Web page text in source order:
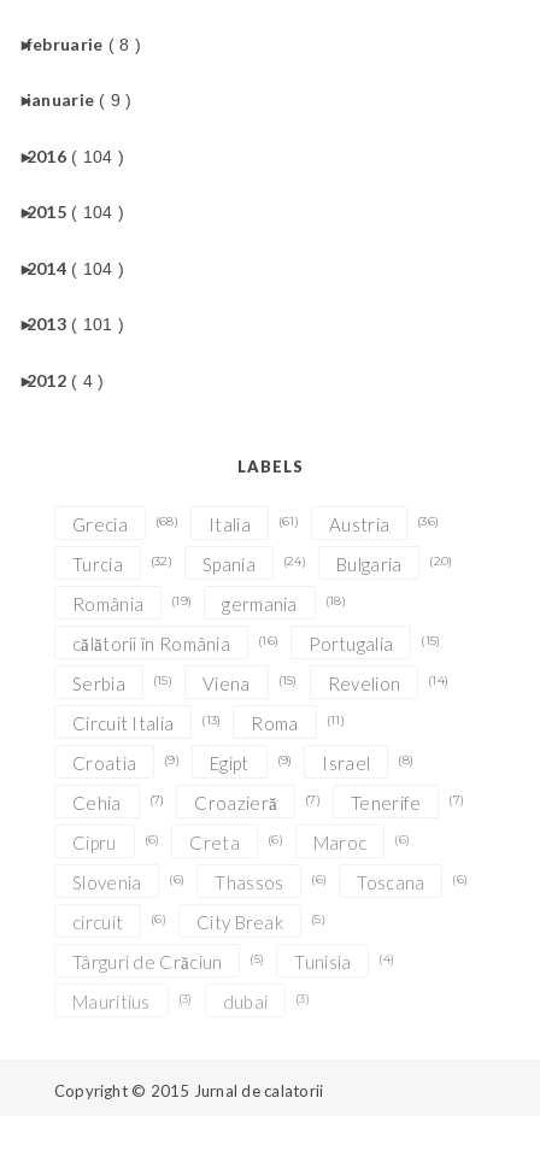
►
februarie ( 8 )
►
ianuarie ( 9 )
►
2016 ( 104 )
►
2015 ( 104 )
►
2014 ( 104 )
►
2013 ( 101 )
►
2012 ( 4 )
LABELS
Grecia (68) Italia (61) Austria (36)
Turcia (32) Spania (24) Bulgaria (20)
România (19) germania (18)
călătorii în România (16) Portugalia (15)
Serbia (15) Viena (15) Revelion (14)
Circuit Italia (13) Roma (11)
Croatia (9) Egipt (9) Israel (8)
Cehia (7) Croazieră (7) Tenerife (7)
Cipru (6) Creta (6) Maroc (6)
Slovenia (6) Thassos (6) Toscana (6)
circuit (6) City Break (5)
Târguri de Crăciun (5) Tunisia (4)
Mauritius (3) dubai (3)
Copyright © 2015 Jurnal de calatorii